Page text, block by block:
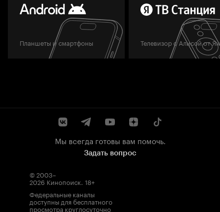
Планшеты и смартфоны Телевизор с Алисой от
Мы всегда готовы вам помочь.
Задать вопрос
© 2003–
2026 Кинопоиск. 18+
Федеральные каналы
доступны для бесплатного
просмотра круглосуточно